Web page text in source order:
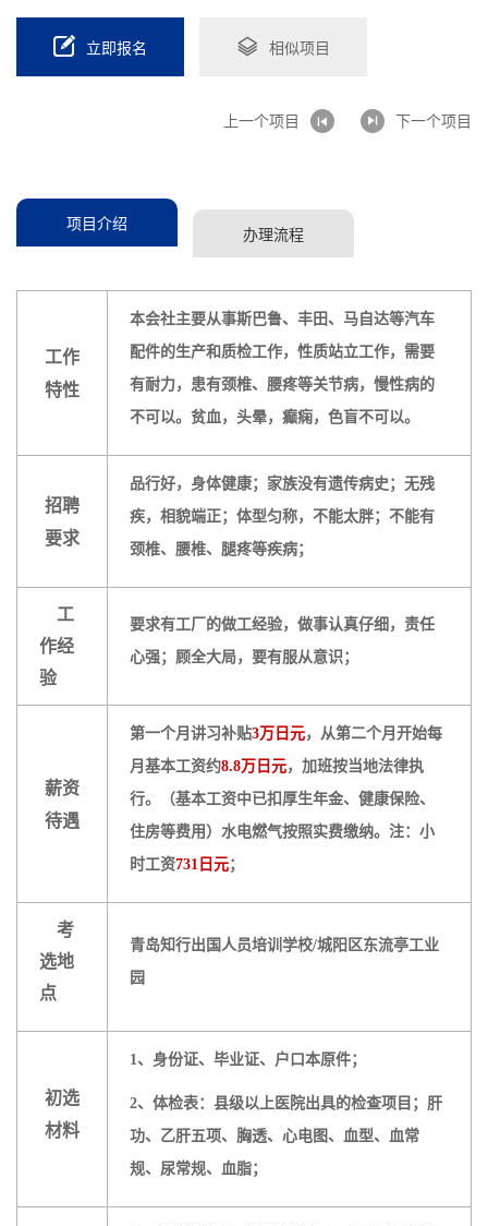
立即报名 相似项目
上一个项目 下一个项目
项目介绍 办理流程
工作
特性
本会社主要从事斯巴鲁、丰田、马自达等汽车
配件的生产和质检工作，性质站立工作，需要
有耐力，患有颈椎、腰疼等关节病，慢性病的
不可以。贫血，头晕，癫痫，色盲不可以。
招聘
要求
品行好，身体健康；家族没有遗传病史；无残
疾，相貌端正；体型匀称，不能太胖；不能有
颈椎、腰椎、腿疼等疾病；
工
作经
验
要求有工厂的做工经验，做事认真仔细，责任
心强；顾全大局，要有服从意识；
薪资
待遇
第一个月讲习补贴3万日元，从第二个月开始每
月基本工资约8.8万日元，加班按当地法律执
行。
（基本工资中已扣厚生年金、健康保险、
住房等费用）水电燃气按照实费缴纳。注：小
时工资731日元；
考
选地
点
青岛知行出国人员培训学校/城阳区东流亭工业
园
初选
材料
1、身份证、毕业证、户口本原件；
2、体检表：县级以上医院出具的检查项目；肝
功、乙肝五项、胸透、心电图、血型、血常
规、尿常规、血脂；